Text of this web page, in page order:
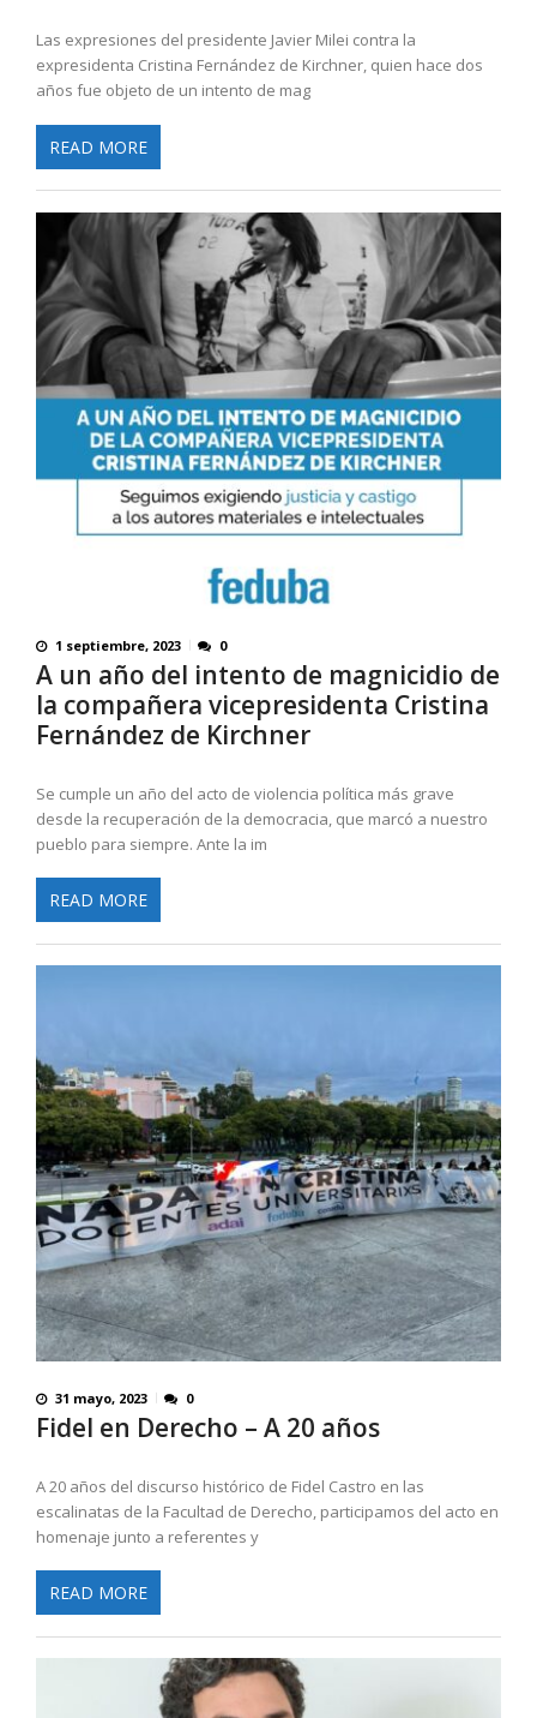
Las expresiones del presidente Javier Milei contra la
expresidenta Cristina Fernández de Kirchner, quien hace dos
años fue objeto de un intento de mag
READ MORE
1 septiembre, 2023 0
A un año del intento de magnicidio de
la compañera vicepresidenta Cristina
Fernández de Kirchner
Se cumple un año del acto de violencia política más grave
desde la recuperación de la democracia, que marcó a nuestro
pueblo para siempre. Ante la im
READ MORE
31 mayo, 2023 0
Fidel en Derecho – A 20 años
A 20 años del discurso histórico de Fidel Castro en las
escalinatas de la Facultad de Derecho, participamos del acto en
homenaje junto a referentes y
READ MORE